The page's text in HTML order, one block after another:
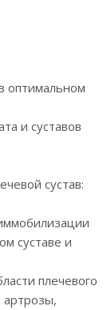
оптимальном
и суставов
сустав:
суставе и
плечевого
артрозы,